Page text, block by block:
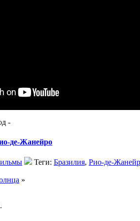
-
де-Жанейро
Теги: Бразилия, Рио-де-
»